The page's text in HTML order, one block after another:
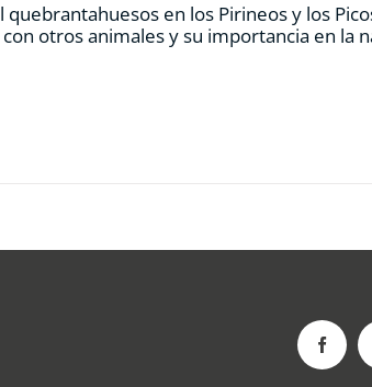
en los Pirineos y los
otros animales y su importancia en la